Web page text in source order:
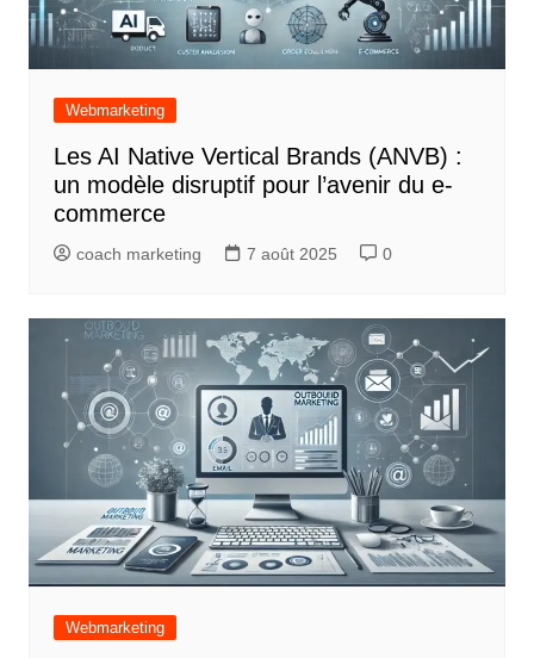
Webmarketing
Les AI Native Vertical Brands (ANVB) :
un modèle disruptif pour l’avenir du e-
commerce
coach marketing 7 août 2025 0
Webmarketing